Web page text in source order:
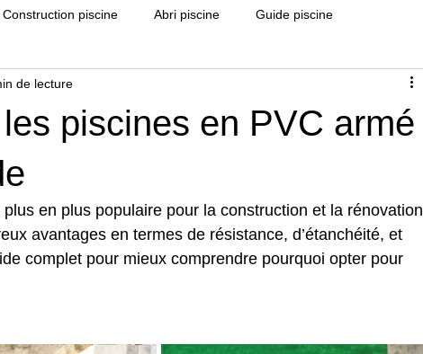
Construction piscine Abri piscine Guide piscine
piscines en PVC armé
de lecture
en plus populaire pour la construction et la rénovation
avantages en termes de résistance, d’étanchéité, et
complet pour mieux comprendre pourquoi opter pour